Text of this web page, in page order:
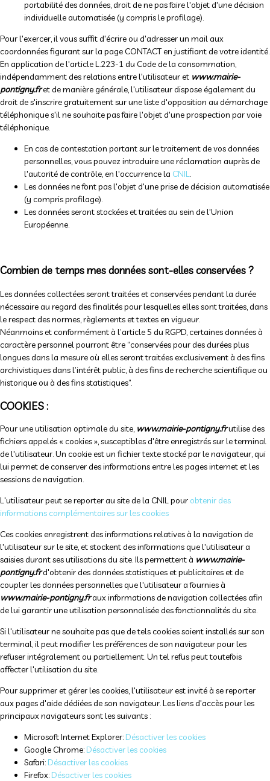
portabilité des données, droit de ne pas faire l'objet d'une décision
individuelle automatisée (y compris le profilage).
Pour l'exercer, il vous suffit d'écrire ou d'adresser un mail aux
coordonnées figurant sur la page CONTACT en justifiant de votre identité.
En application de l'article L.223-1 du Code de la consommation,
indépendamment des relations entre l'utilisateur et www.mairie-
pontigny.fret de manière générale, l'utilisateur dispose également du
droit de s'inscrire gratuitement sur une liste d'opposition au démarchage
téléphonique s'il ne souhaite pas faire l'objet d'une prospection par voie
téléphonique.
En cas de contestation portant sur le traitement de vos données
personnelles, vous pouvez introduire une réclamation auprès de
l'autorité de contrôle, en l'occurrence la CNIL.
Les données ne font pas l'objet d'une prise de décision automatisée
(y compris profilage).
Les données seront stockées et traitées au sein de l'Union
Européenne.
Combien de temps mes données sont-elles conservées ?
Les données collectées seront traitées et conservées pendant la durée
nécessaire au regard des finalités pour lesquelles elles sont traitées, dans
le respect des normes, règlements et textes en vigueur.
Néanmoins et conformément à l’article 5 du RGPD, certaines données à
caractère personnel pourront être “conservées pour des durées plus
longues dans la mesure où elles seront traitées exclusivement à des fins
archivistiques dans l’intérêt public, à des fins de recherche scientifique ou
historique ou à des fins statistiques”.
COOKIES :
Pour une utilisation optimale du site, www.mairie-pontigny.frutilise des
fichiers appelés « cookies », susceptibles d'être enregistrés sur le terminal
de l'utilisateur. Un cookie est un fichier texte stocké par le navigateur, qui
lui permet de conserver des informations entre les pages internet et les
sessions de navigation.
L'utilisateur peut se reporter au site de la CNIL pour obtenir des
informations complémentaires sur les cookies
Ces cookies enregistrent des informations relatives à la navigation de
l'utilisateur sur le site, et stockent des informations que l'utilisateur a
saisies durant ses utilisations du site. Ils permettent à www.mairie-
pontigny.frd'obtenir des données statistiques et publicitaires et de
coupler les données personnelles que l'utilisateur a fournies à
www.mairie-pontigny.fraux informations de navigation collectées afin
de lui garantir une utilisation personnalisée des fonctionnalités du site.
Si l'utilisateur ne souhaite pas que de tels cookies soient installés sur son
terminal, il peut modifier les préférences de son navigateur pour les
refuser intégralement ou partiellement. Un tel refus peut toutefois
affecter l'utilisation du site.
Pour supprimer et gérer les cookies, l'utilisateur est invité à se reporter
aux pages d'aide dédiées de son navigateur. Les liens d'accès pour les
principaux navigateurs sont les suivants :
Microsoft Internet Explorer: Désactiver les cookies
Google Chrome: Désactiver les cookies
Safari: Désactiver les cookies
Firefox: Désactiver les cookies